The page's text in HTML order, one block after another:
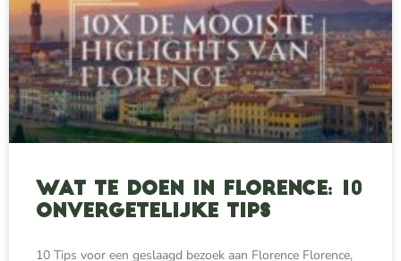
Wat te doen in Florence: 10
onvergetelijke tips
10 Tips voor een geslaagd bezoek aan Florence Florence,